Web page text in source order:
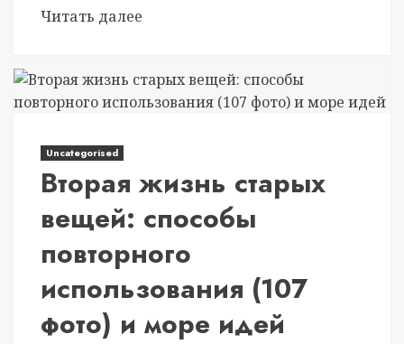
Читать далее
Uncategorised
Вторая жизнь старых
вещей: способы
повторного
использования (107
фото) и море идей